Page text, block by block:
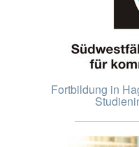
Fortbildung in